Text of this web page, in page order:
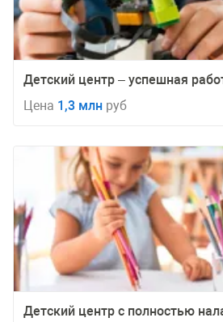
Детский центр – успешная
Цена 1,3 млн руб
Детский центр с полностью